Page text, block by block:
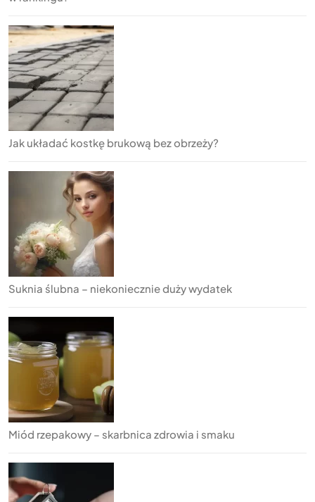
Jak układać kostkę brukową bez obrzeży?
Suknia ślubna – niekoniecznie duży wydatek
Miód rzepakowy – skarbnica zdrowia i smaku